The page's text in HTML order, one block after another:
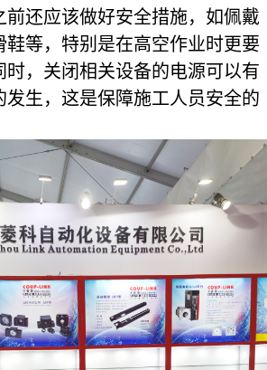
前还应该做好安全措施，如佩戴
鞋等，特别是在高空作业时更要
时，关闭相关设备的电源可以有
发生，这是保障施工人员安全的